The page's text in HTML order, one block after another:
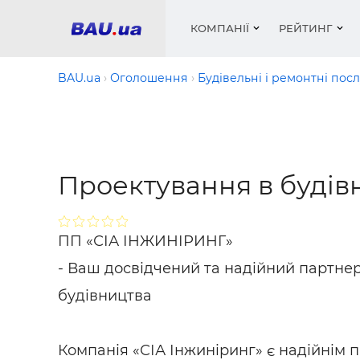
КОМПАНІЇ РЕЙТИНГ
Меблі
цемент
BAU.ua Оголошення Будівельні і ремонтні
Проектування в
ПП «СІА ІНЖИНІРИНГ»
- Ваш досвідчений та надійний
будівництва
Компанія «СІА Інжиніринг» є надійнім